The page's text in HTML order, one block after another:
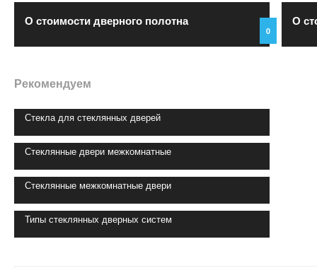
О стоимости дверного полотна
0
О
Рекомендуем
Стекла для стеклянных дверей
Стеклянные двери межкомнатные
Стеклянные межкомнатные двери
Типы стеклянных дверных систем